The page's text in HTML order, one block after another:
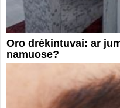
Oro drėkintuvai: ar
namuose?